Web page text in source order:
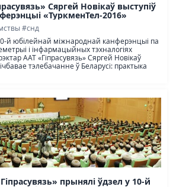
Сяргей Новікаў выступіў
«ТуркменТел-2016»
#снд
й юбілейнай міжнароднай канферэнцыі па
і інфармацыйных тэхналогіях
ААТ «Гіпрасувязь» Сяргей Новікаў
тэлебачанне ў Беларусі: практыка
прынялі ўдзел у 10-й